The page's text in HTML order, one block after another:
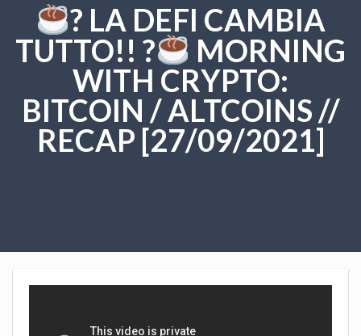
? LA DEFI CAMBIA
TUTTO!! ?
MORNING
WITH CRYPTO:
BITCOIN / ALTCOINS //
RECAP [27/09/2021]